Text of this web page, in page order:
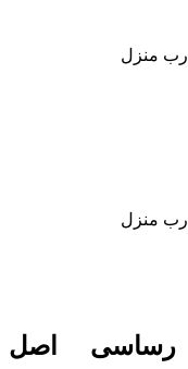
منزل
منزل
رساسی اصل